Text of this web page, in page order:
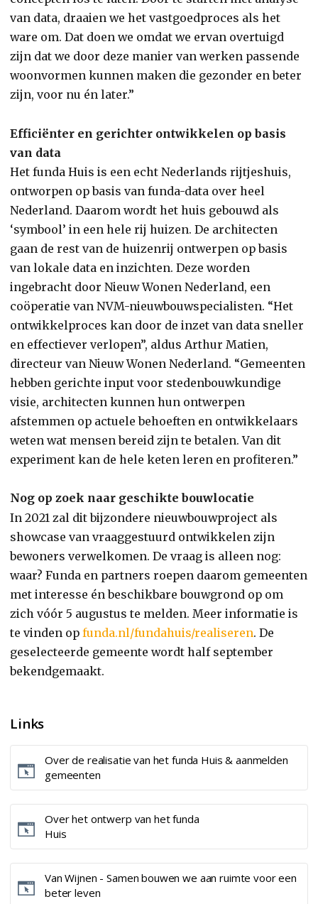
van data, draaien we het vastgoedproces als het
ware om. Dat doen we omdat we ervan overtuigd
zijn dat we door deze manier van werken passende
woonvormen kunnen maken die gezonder en beter
zijn, voor nu én later.”
Efficiënter en gerichter ontwikkelen op basis
van data
Het funda Huis is een echt Nederlands rijtjeshuis,
ontworpen op basis van funda-data over heel
Nederland. Daarom wordt het huis gebouwd als
‘symbool’ in een hele rij huizen. De architecten
gaan de rest van de huizenrij ontwerpen op basis
van lokale data en inzichten. Deze worden
ingebracht door Nieuw Wonen Nederland, een
coöperatie van NVM-nieuwbouwspecialisten. “Het
ontwikkelproces kan door de inzet van data sneller
en effectiever verlopen”, aldus Arthur Matien,
directeur van Nieuw Wonen Nederland. “Gemeenten
hebben gerichte input voor stedenbouwkundige
visie, architecten kunnen hun ontwerpen
afstemmen op actuele behoeften en ontwikkelaars
weten wat mensen bereid zijn te betalen. Van dit
experiment kan de hele keten leren en profiteren.”
Nog op zoek naar geschikte bouwlocatie
In 2021 zal dit bijzondere nieuwbouwproject als
showcase van vraaggestuurd ontwikkelen zijn
bewoners verwelkomen. De vraag is alleen nog:
waar? Funda en partners roepen daarom gemeenten
met interesse én beschikbare bouwgrond op om
zich vóór 5 augustus te melden. Meer informatie is
te vinden opfunda.nl/fundahuis/realiseren. De
geselecteerde gemeente wordt half september
bekendgemaakt.
Links
Over de realisatie van het funda Huis & aanmelden
gemeenten
Over het ontwerp van het funda
Huis
Van Wijnen - Samen bouwen we aan ruimte voor een
beter leven